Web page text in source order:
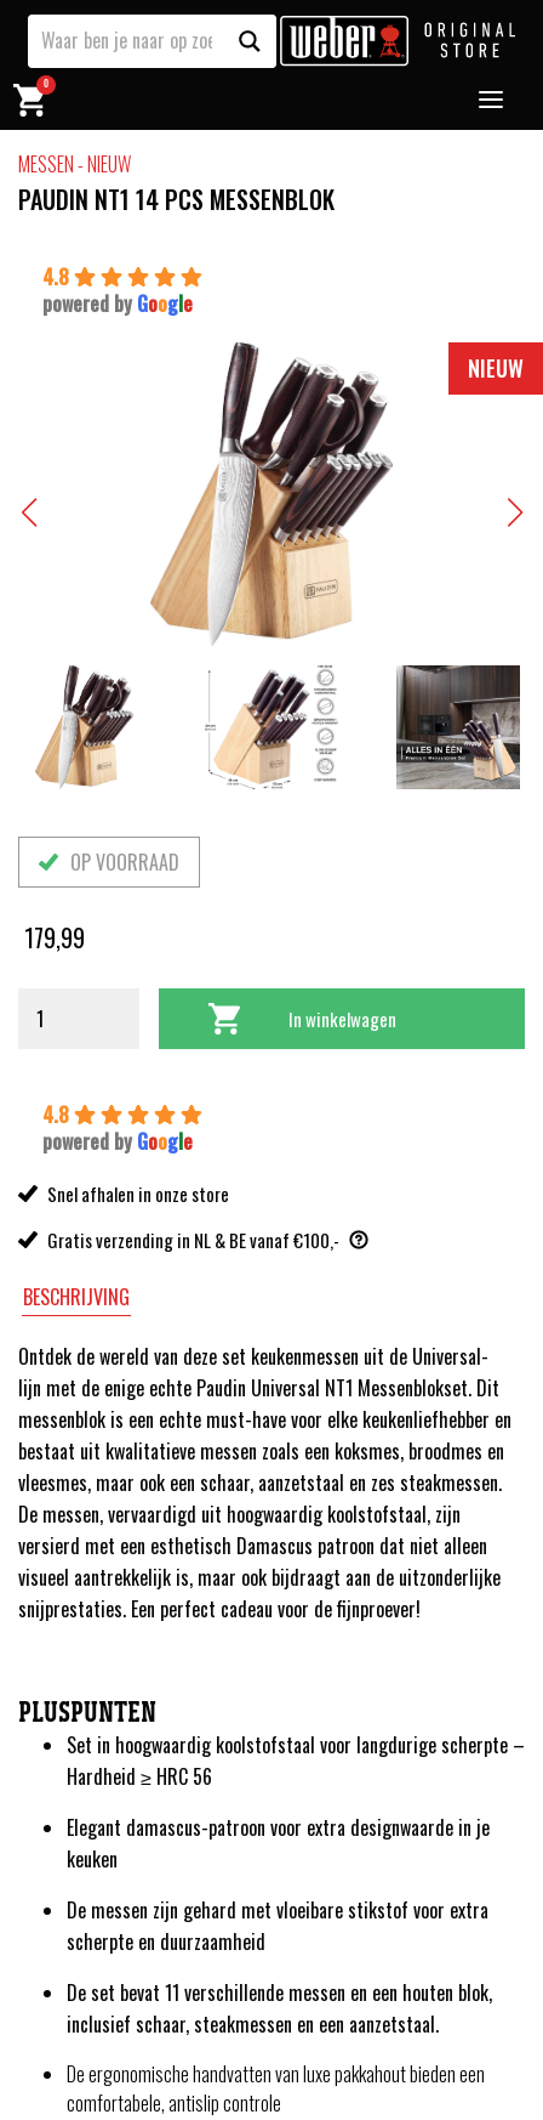
0
MESSEN - NIEUW
PAUDIN NT1 14 PCS MESSENBLOK
4.8
powered by Google
NIEUW
OP VOORRAAD
179,99
In winkelwagen
4.8
powered by Google
Snel afhalen in onze store
Gratis verzending in NL & BE vanaf €100,-
BESCHRIJVING
Ontdek de wereld van deze set keukenmessen uit de Universal-
lijn met de enige echte Paudin Universal NT1 Messenblokset. Dit
messenblok is een echte must-have voor elke keukenliefhebber en
bestaat uit kwalitatieve messen zoals een koksmes, broodmes en
vleesmes, maar ook een schaar, aanzetstaal en zes steakmessen.
De messen, vervaardigd uit hoogwaardig koolstofstaal, zijn
versierd met een esthetisch Damascus patroon dat niet alleen
visueel aantrekkelijk is, maar ook bijdraagt aan de uitzonderlijke
snijprestaties. Een perfect cadeau voor de fijnproever!
PLUSPUNTEN
Set in hoogwaardig koolstofstaal voor langdurige scherpte –
Hardheid ≥ HRC 56
Elegant damascus-patroon voor extra designwaarde in je
keuken
De messen zijn gehard met vloeibare stikstof voor extra
scherpte en duurzaamheid
De set bevat 11 verschillende messen en een houten blok,
inclusief schaar, steakmessen en een aanzetstaal.
De ergonomische handvatten van luxe pakkahout bieden een
comfortabele, antislip controle